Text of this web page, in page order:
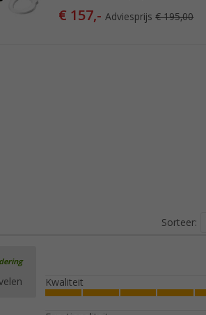
€ 157,-Adviesprijs€ 195,00
Sorteer:
Kwaliteit